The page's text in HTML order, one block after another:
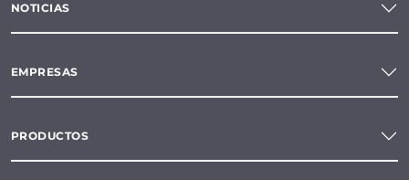
NOTICIAS
EMPRESAS
PRODUCTOS